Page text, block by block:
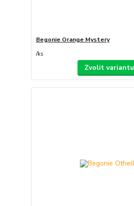
Begonie Orange Mystery
/ks
Zvolit variantu